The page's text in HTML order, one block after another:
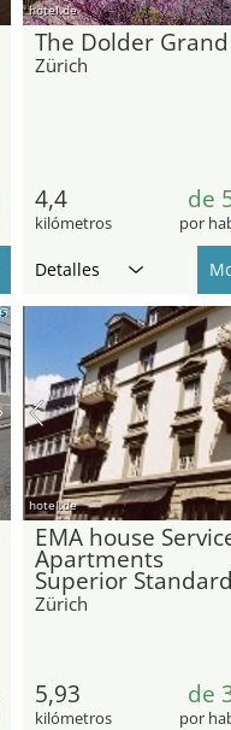
hotel.de
The Dolder Grand
Zürich
4,4
kilómetros
de
por
Detalles
hotel.de
EMA house
Apartments
Superior Standard
Zürich
5,93
kilómetros
de
por